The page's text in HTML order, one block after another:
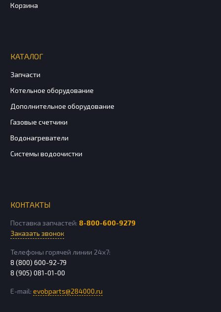
Корзина
КАТАЛОГ
Запчасти
Котельное оборудование
Дополнительное оборудование
Газовые счетчики
Водонагреватели
Системы водоочистки
КОНТАКТЫ
Поставка запчастей: 8-800-600-9279
Заказать звонок
Телефоны горячей линии 24х7:
8 (800) 600-92-79
8 (905) 081-01-00
E-mail: evobparts@284000.ru